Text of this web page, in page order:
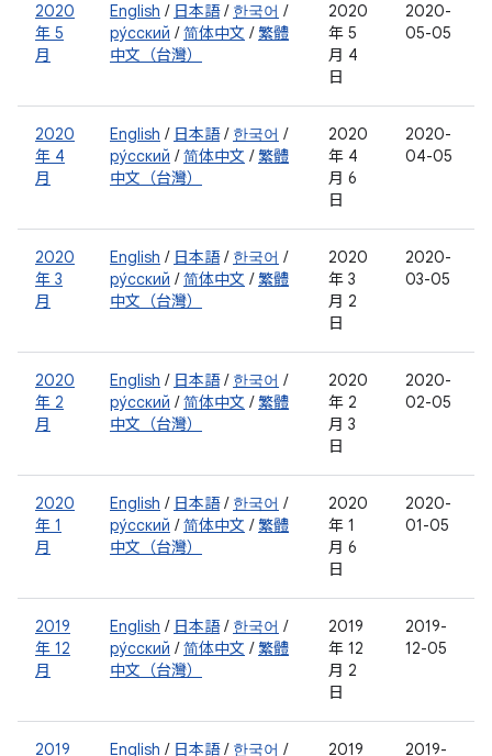
2020
年 5
月
English / 日本語/ 한국어 /
ру́сский /简体中文 / 繁體
中文（台灣）
2020
年 5
月 4
日
2020-
05-05
2020
年 4
月
English / 日本語/ 한국어 /
ру́сский /简体中文 / 繁體
中文（台灣）
2020
年 4
月 6
日
2020-
04-05
2020
年 3
月
English / 日本語/ 한국어 /
ру́сский /简体中文 / 繁體
中文（台灣）
2020
年 3
月 2
日
2020-
03-05
2020
年 2
月
English / 日本語/ 한국어 /
ру́сский /简体中文 / 繁體
中文（台灣）
2020
年 2
月 3
日
2020-
02-05
2020
年 1
月
English / 日本語/ 한국어 /
ру́сский /简体中文 / 繁體
中文（台灣）
2020
年 1
月 6
日
2020-
01-05
2019
年 12
月
English / 日本語/ 한국어 /
ру́сский /简体中文 / 繁體
中文（台灣）
2019
年 12
月 2
日
2019-
12-05
2019 English / 日本語/ 한국어 / 2019 2019-